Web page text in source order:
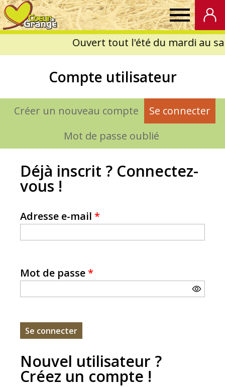
Coeur
Grange
Compte utilisateur
Onglets
principaux
Créer un nouveau compte Se connecter
Mot de passe oublié
Déjà inscrit ? Connectez-
vous !
Adresse e-mail *
Mot de passe*
Nouvel utilisateur ?
Créez un compte !